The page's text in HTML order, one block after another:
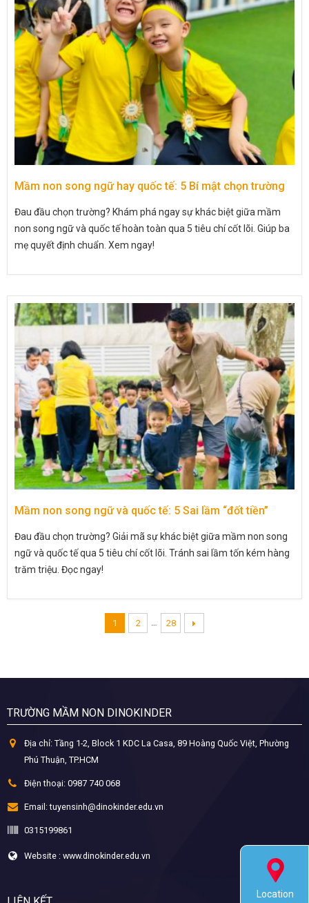
Mầm non song ngữ hay quốc tế: 5 Bí mật chọn trường
Đau đầu chọn trường? Khám phá ngay sự khác biệt giữa mầm
non song ngữ và quốc tế hoàn toàn qua 5 tiêu chí cốt lõi. Giúp ba
mẹ quyết định chuẩn. Xem ngay!
Mầm non song ngữ và quốc tế: 5 Sai lầm “đốt tiền”
Đau đầu chọn trường? Giải mã sự khác biệt giữa mầm non song
ngữ và quốc tế qua 5 tiêu chí cốt lõi. Tránh sai lầm tốn kém hàng
trăm triệu. Đọc ngay!
1 2 … 28
TRƯỜNG MẦM NON DINOKINDER
Địa chỉ: Tầng 1-2, Block 1 KDC La Casa, 89 Hoàng Quốc Việt, Phường
Phú Thuận, TP.HCM
Điện thoại: 0987 740 068
Email: tuyensinh@dinokinder.edu.vn
0315199861
Website : www.dinokinder.edu.vn
Location